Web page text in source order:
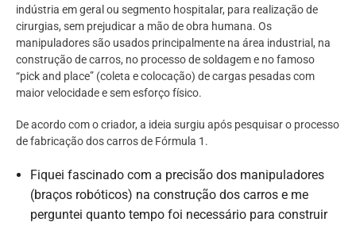
indústria em geral ou segmento hospitalar, para realização de
cirurgias, sem prejudicar a mão de obra humana. Os
manipuladores são usados principalmente na área industrial, na
construção de carros, no processo de soldagem e no famoso
“pick and place” (coleta e colocação) de cargas pesadas com
maior velocidade e sem esforço físico.
De acordo com o criador, a ideia surgiu após pesquisar o processo
de fabricação dos carros de Fórmula 1.
Fiquei fascinado com a precisão dos manipuladores
(braços robóticos) na construção dos carros e me
perguntei quanto tempo foi necessário para construir